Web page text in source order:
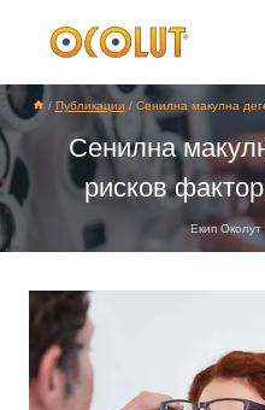
/ Публикации / Сенилна макулна
Сенилна
рисков
Екип Околут